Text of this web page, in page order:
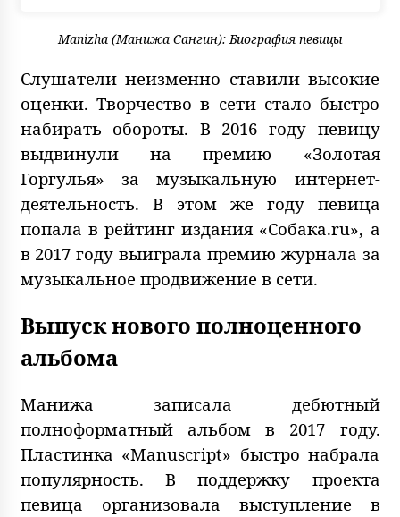
Manizha (Манижа Сангин): Биография певицы
Слушатели неизменно ставили высокие
оценки. Творчество в сети стало быстро
набирать обороты. В 2016 году певицу
выдвинули на премию «Золотая
Горгулья» за музыкальную интернет-
деятельность. В этом же году певица
попала в рейтинг издания «Собака.ru», а
в 2017 году выиграла премию журнала за
музыкальное продвижение в сети.
Выпуск нового полноценного
альбома
Манижа записала дебютный
полноформатный альбом в 2017 году.
Пластинка «Manuscript» быстро набрала
популярность. В поддержку проекта
певица организовала выступление в